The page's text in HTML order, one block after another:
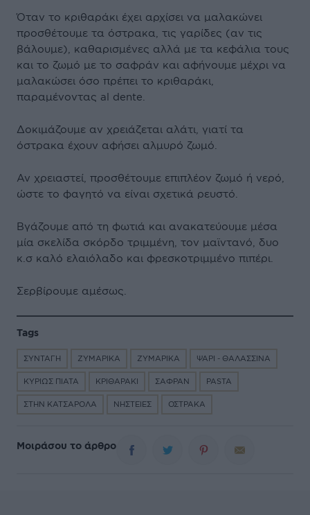
Όταν το κριθαράκι έχει αρχίσει να μαλακώνει
προσθέτουμε τα όστρακα, τις γαρίδες (αν τις
βάλουμε), καθαρισμένες αλλά με τα κεφάλια τους
και το ζωμό με το σαφράν και αφήνουμε μέχρι να
μαλακώσει όσο πρέπει το κριθαράκι,
παραμένοντας al dente.
Δοκιμάζουμε αν χρειάζεται αλάτι, γιατί τα
όστρακα έχουν αφήσει αλμυρό ζωμό.
Αν χρειαστεί, προσθέτουμε επιπλέον ζωμό ή νερό,
ώστε το φαγητό να είναι σχετικά ρευστό.
Βγάζουμε από τη φωτιά και ανακατεύουμε μέσα
μία σκελίδα σκόρδο τριμμένη, τον μαϊντανό, δυο
κ.σ καλό ελαιόλαδο και φρεσκοτριμμένο πιπέρι.
Σερβίρουμε αμέσως.
Tags
ΣΥΝΤΑΓΗ ΖΥΜΑΡΙΚΑ ΖΥΜΑΡΙΚΑ ΨΑΡΙ - ΘΑΛΑΣΣΙΝΑ
ΚΥΡΙΩΣ ΠΙΑΤΑ ΚΡΙΘΑΡΑΚΙ ΣΑΦΡΑΝ PASTA
ΣΤΗΝ ΚΑΤΣΑΡΟΛΑ ΝΗΣΤΕΙΕΣ ΟΣΤΡΑΚΑ
Μοιράσου το άρθρο